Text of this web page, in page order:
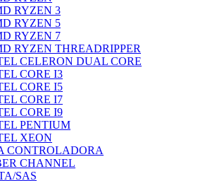
RYZEN 3
RYZEN 5
RYZEN 7
RYZEN THREADRIPPER
CELERON DUAL CORE
CORE I3
CORE I5
CORE I7
CORE I9
PENTIUM
XEON
CONTROLADORA
CHANNEL
SAS